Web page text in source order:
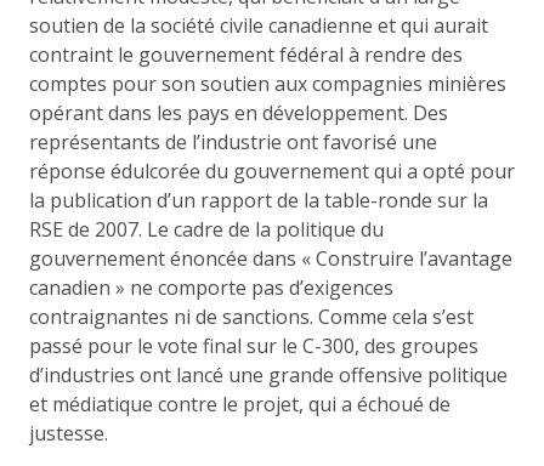
soutien de la société civile canadienne et qui aurait
contraint le gouvernement fédéral à rendre des
comptes pour son soutien aux compagnies minières
opérant dans les pays en développement. Des
représentants de l’industrie ont favorisé une
réponse édulcorée du gouvernement qui a opté pour
la publication d’un rapport de la table-ronde sur la
RSE de 2007. Le cadre de la politique du
gouvernement énoncée dans « Construire l’avantage
canadien » ne comporte pas d’exigences
contraignantes ni de sanctions. Comme cela s’est
passé pour le vote final sur le C-300, des groupes
d’industries ont lancé une grande offensive politique
et médiatique contre le projet, qui a échoué de
justesse.